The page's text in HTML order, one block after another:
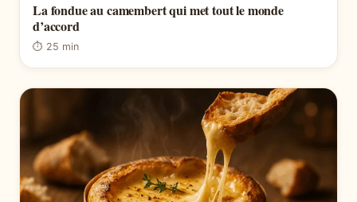
La fondue au camembert qui met tout le monde
d’accord
⏱ 25 min